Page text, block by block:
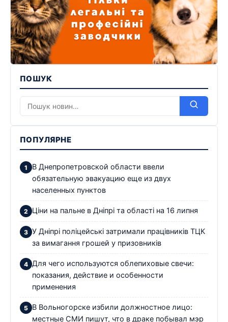
ПОШУК
ПОПУЛЯРНЕ
В Днепропетровской области ввели
обязательную эвакуацию еще из двух
населенных пунктов
Ціни на пальне в Дніпрі та області на 16 липня
У Дніпрі поліцейські затримали працівників ТЦК
за вимагання грошей у призовників
Для чего используются облепиховые свечи:
показания, действие и особенности
применения
В Вольногорске избили должностное лицо:
местные СМИ пишут, что в драке побывал мэр